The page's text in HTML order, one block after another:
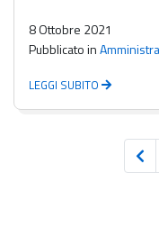
8 Ottobre 2021
Pubblicato in
LEGGI SUBITO